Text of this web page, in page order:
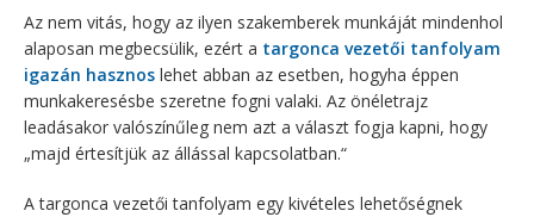
Az nem vitás, hogy az ilyen szakemberek munkáját mindenhol
alaposan megbecsülik, ezért a targonca vezetői tanfolyam
igazán hasznos lehet abban az esetben, hogyha éppen
munkakeresésbe szeretne fogni valaki. Az önéletrajz
leadásakor valószínűleg nem azt a választ fogja kapni, hogy
„majd értesítjük az állással kapcsolatban.“
A targonca vezetői tanfolyam egy kivételes lehetőségnek